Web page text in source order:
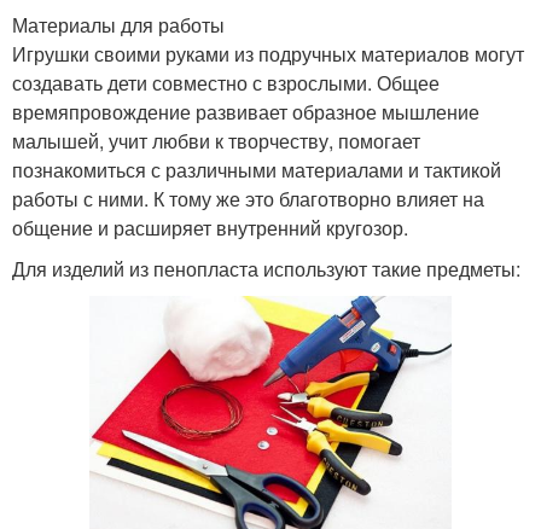
Материалы для работы
Игрушки своими руками из подручных материалов могут
создавать дети совместно с взрослыми. Общее
времяпровождение развивает образное мышление
малышей, учит любви к творчеству, помогает
познакомиться с различными материалами и тактикой
работы с ними. К тому же это благотворно влияет на
общение и расширяет внутренний кругозор.
Для изделий из пенопласта используют такие предметы: